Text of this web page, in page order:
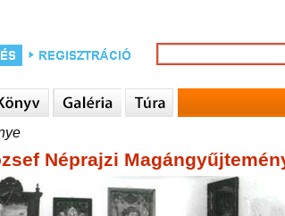
Néprajzi